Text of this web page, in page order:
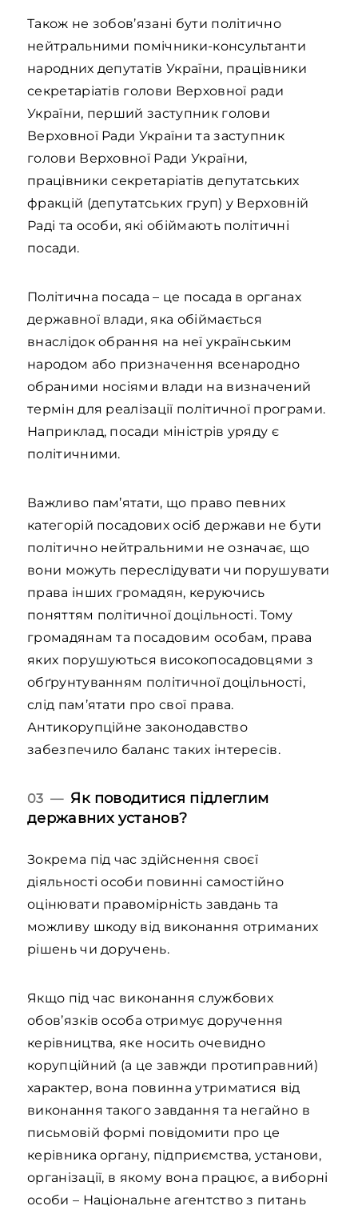
Також не зобов’язані бути політично
нейтральними помічники-консультанти
народних депутатів України, працівники
секретаріатів голови Верховної ради
України, перший заступник голови
Верховної Ради України та заступник
голови Верховної Ради України,
працівники секретаріатів депутатських
фракцій (депутатських груп) у Верховній
Раді та особи, які обіймають політичні
посади.
Політична посада – це посада в органах
державної влади, яка обіймається
внаслідок обрання на неї українським
народом або призначення всенародно
обраними носіями влади на визначений
термін для реалізації політичної програми.
Наприклад, посади міністрів уряду є
політичними.
Важливо пам’ятати, що право певних
категорій посадових осіб держави не бути
політично нейтральними не означає, що
вони можуть переслідувати чи порушувати
права інших громадян, керуючись
поняттям політичної доцільності. Тому
громадянам та посадовим особам, права
яких порушуються високопосадовцями з
обґрунтуванням політичної доцільності,
слід пам’ятати про свої права.
Антикорупційне законодавство
забезпечило баланс таких інтересів.
03 — Як поводитися підлеглим
державних установ?
Зокрема під час здійснення своєї
діяльності особи повинні самостійно
оцінювати правомірність завдань та
можливу шкоду від виконання отриманих
рішень чи доручень.
Якщо під час виконання службових
обов’язків особа отримує доручення
керівництва, яке носить очевидно
корупційний (а це завжди протиправний)
характер, вона повинна утриматися від
виконання такого завдання та негайно в
письмовій формі повідомити про це
керівника органу, підприємства, установи,
організації, в якому вона працює, а виборні
особи – Національне агентство з питань